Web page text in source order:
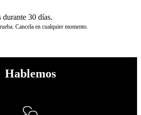
durante 30 días.
Cancela en cualquier momento.
Hablemos